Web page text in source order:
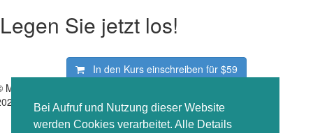
Bei Aufruf und Nutzung dieser Website
werden Cookies verarbeitet. Alle Details
Legen Sie jetzt los!
In den Kurs einschreiben für $59
MyTeachingHero
Datenschutzrichtlinie